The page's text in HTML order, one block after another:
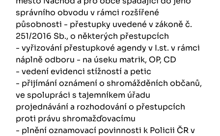
správního obvodu v rámci rozšířené
působnosti - přestupky uvedené v zákoně č.
251/2016 Sb., o některých přestupcích
- vyřizování přestupkové agendy v I.st. v rámci
náplně odboru - na úseku matrik, OP, CD
- vedení evidenci stížností a petic
- přijímání oznámení o shromážděních občanů,
ve spolupráci s tajemníkem úřadu
projednávání a rozhodování o přestupcích
proti právu shromažďovacímu
- plnění oznamovací povinnosti k Policii ČR v